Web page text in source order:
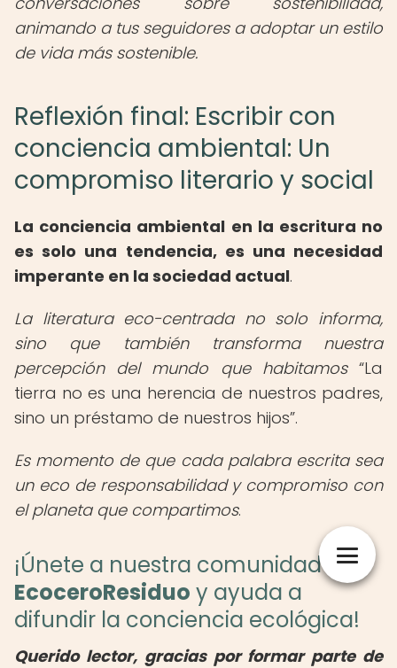
animando a tus seguidores a adoptar un estilo
de vida más sostenible.
Reflexión final: Escribir con
conciencia ambiental: Un
compromiso literario y social
La conciencia ambiental en la escritura no
es solo una tendencia, es una necesidad
imperante en la sociedad actual.
La literatura eco-centrada no solo informa,
sino que también transforma nuestra
percepción del mundo que habitamos
La
tierra no es una herencia de nuestros padres,
sino un préstamo de nuestros hijos .
Es momento de que cada palabra escrita sea
un eco de responsabilidad y compromiso con
el planeta que compartimos.
¡Únete a nuestra comunidad en
EcoceroResiduo y ayuda a
difundir la conciencia ecológica!
Querido lector, gracias por formar parte de